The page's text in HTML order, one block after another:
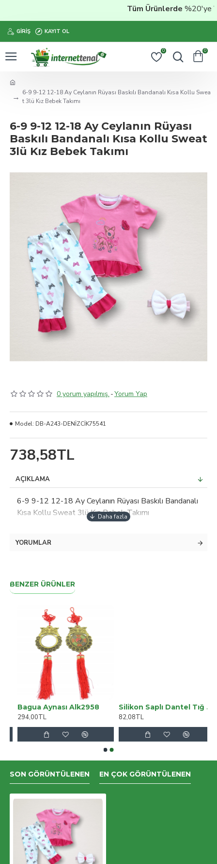
Tüm Ürünlerde%20'ye
GIRIŞ KAYIT OL
0 0
6-9 9-12 12-18 Ay Ceylanın Rüyası Baskılı Bandanalı Kısa Kollu Swea
t 3lü Kız Bebek Takımı
6-9 9-12 12-18 Ay Ceylanın Rüyası
Baskılı Bandanalı Kısa Kollu Sweat
3lü Kız Bebek Takımı
0 yorum yapılmış. -Yorum Yap
738,58TL
Model: DB-A243-DENİZCİK75541
AÇIKLAMA
6-9 9-12 12-18 Ay Ceylanın Rüyası Baskılı Bandanalı
Kısa Kollu Sweat 3lü Kız Bebek Takımı
YORUMLAR
BENZER ÜRÜNLER
Bagua Aynası Alk2958
294,00TL
Silikon Saplı Dantel Tığ 5 Numara
82,08TL
SON GÖRÜNTÜLENEN EN ÇOK GÖRÜNTÜLENEN